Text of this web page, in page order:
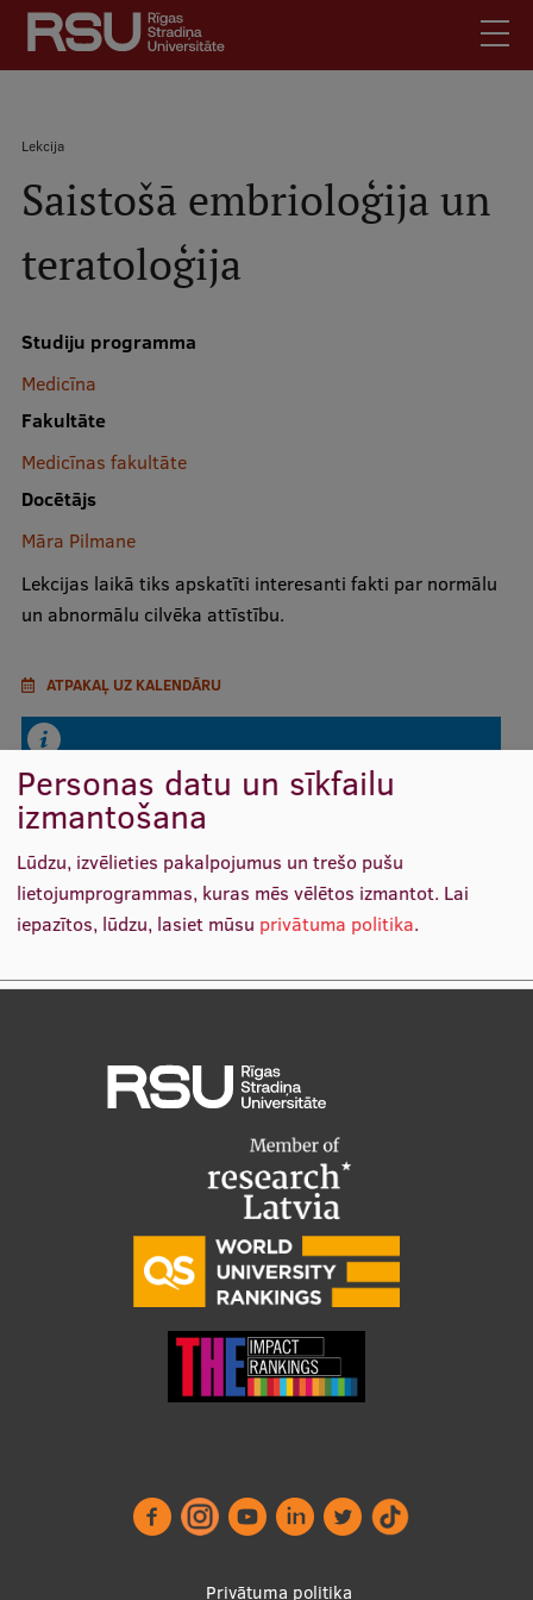
Pārlekt
galveno
saturu
Latviski
Meklēt Mobile
augšējā
izvēlne
Skolēniem
Studentiem
Bibliotēka
Kontakti
Vakances
Mobile
galvenā
Studiju iespējas
Pamatstudiju programmas
Maģistra studiju programmas
Doktorantūra
Rezidentūra
Uzņemšana
Praktiska informācija
Studiju norises vietas
Mūsu cilvēki
Stratēģija
Vēsture un tradīcijas
RSU fonds
Muzeji un ekspozīcijas
Atpakaļceļš
Lekcija
Saistošā embrioloģija un
teratoloģija
Studiju programma
Medicīna
Fakultāte
Medicīnas fakultāte
Docētājs
Māra Pilmane
Lekcijas laikā tiks apskatīti interesanti fakti par normālu
un abnormālu cilvēka attīstību.
ATPAKAĻ UZ KALENDĀRU
Reģistrācija beigusies vai nav brīvu vietu.
Privātuma politika
Personas datu un sīkfailu
izmantošana
Lūdzu, izvēlieties pakalpojumus un trešo pušu
lietojumprogrammas, kuras mēs vēlētos izmantot. Lai
iepazītos, lūdzu, lasiet mūsu privātuma politika.
Analītiskie
5 Services